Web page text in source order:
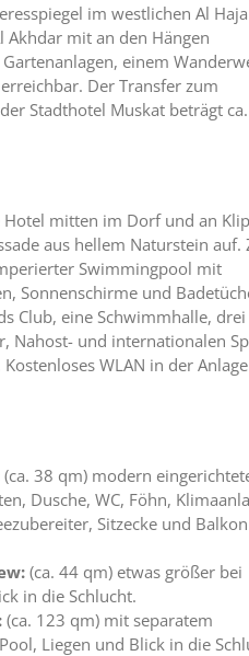
im westlichen Al
Akhdar mit an den Hängen
einem
Der Transfer zum
Stadthotel Muskat beträgt
mitten im Dorf und an
aus hellem Naturstein auf.
Swimmingpool mit
Sonnenschirme und
Club, eine Schwimmhalle, drei
Nahost- und internationalen
WLAN in der
(ca. 38 qm) modern
Dusche, WC, Föhn,
Sitzecke und
(ca. 44 qm) etwas größer bei
in die Schlucht.
(ca. 123 qm) mit separatem
Liegen und Blick in die